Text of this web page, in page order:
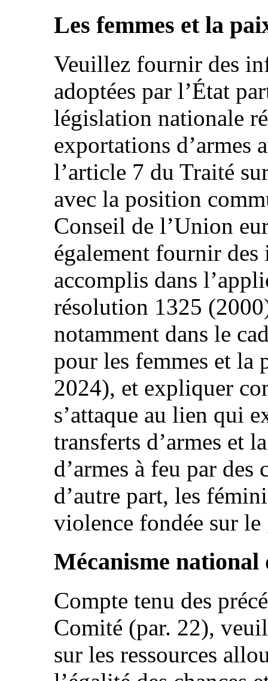
Les femmes et la
Veuillez fournir des
adoptées par l’État
législation nationale
exportations d’armes
l’article 7 du Traité
avec la position
Conseil de l’Union
également fournir
accomplis dans
résolution 1325
notamment dans le
pour les femmes et la
2024), et expliquer
s’attaque au lien qui
transferts d’armes et
d’armes à feu par
d’autre part, les
violence fondée sur le
Mécanisme national
Compte tenu des
Comité (par. 22),
sur les ressources